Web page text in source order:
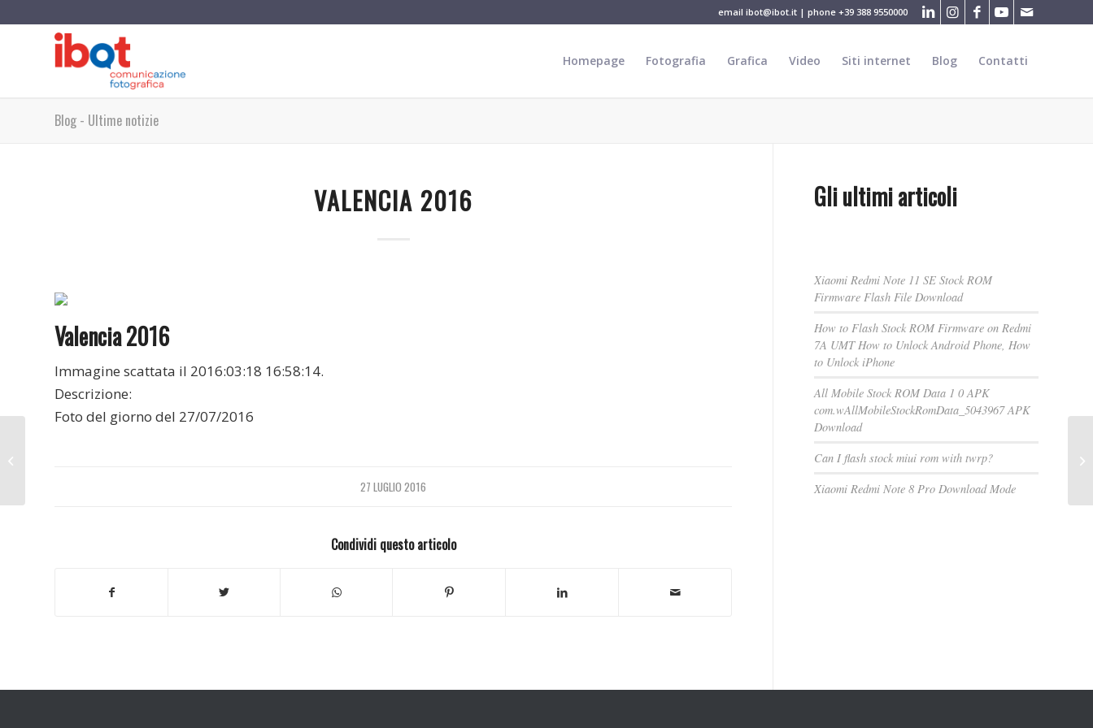
email ibot@ibot.it | phone +39 388 9550000
Homepage Fotografia Grafica Video Siti internet Blog Contatti
Blog - Ultime notizie
VALENCIA 2016
Valencia 2016
Immagine scattata il 2016:03:18 16:58:14.
Descrizione:
Foto del giorno del 27/07/2016
27 LUGLIO 2016
Condividi questo articolo
Gli ultimi articoli
Xiaomi Redmi Note 11 SE Stock ROM
Firmware Flash File Download
How to Flash Stock ROM Firmware on Redmi
7A UMT How to Unlock Android Phone, How
to Unlock iPhone
All Mobile Stock ROM Data 1 0 APK
com.wAllMobileStockRomData_5043967 APK
Download
Can I flash stock miui rom with twrp?
Xiaomi Redmi Note 8 Pro Download Mode